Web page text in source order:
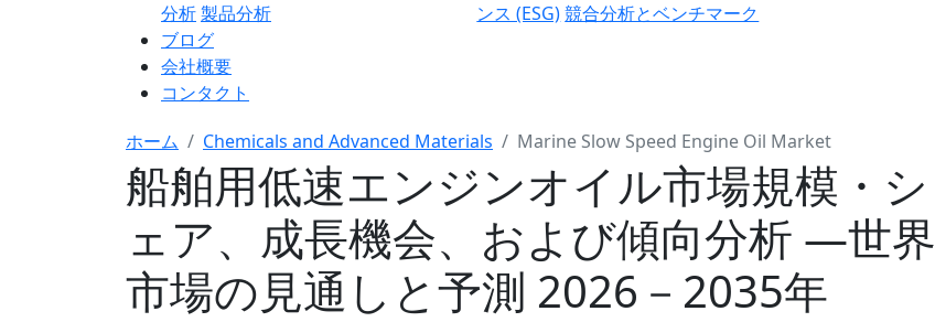
分析製品分析
ンス (ESG)競合分析とベンチマーク
ブログ
会社概要
コンタクト
ホーム Chemicals and Advanced Materials Marine Slow Speed Engine Oil Market
船舶用低速エンジンオイル市場規模・シ
ェア、成長機会、および傾向分析 ―世界
市場の見通しと予測 2026－2035年